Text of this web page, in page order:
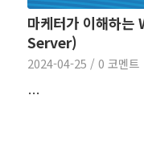
마케터가 이해하
Server)
2024-04-25 / 0 코멘트
…